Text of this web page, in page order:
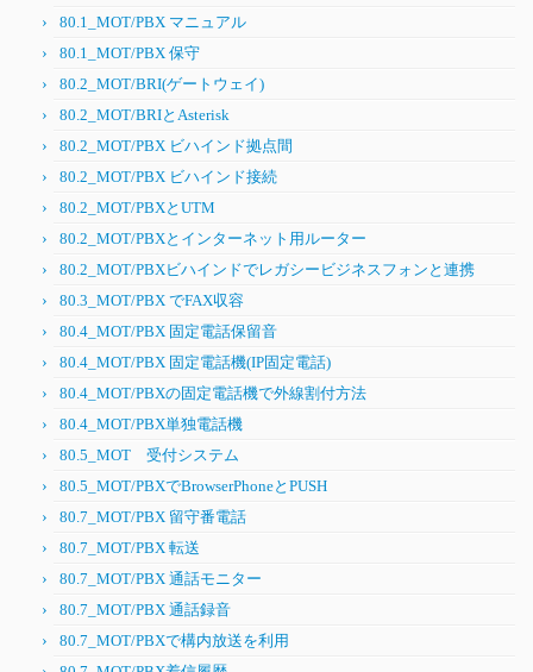
80.1_MOT/PBX マニュアル
80.1_MOT/PBX 保守
80.2_MOT/BRI(ゲートウェイ)
80.2_MOT/BRIとAsterisk
80.2_MOT/PBX ビハインド拠点間
80.2_MOT/PBX ビハインド接続
80.2_MOT/PBXとUTM
80.2_MOT/PBXとインターネット用ルーター
80.2_MOT/PBXビハインドでレガシービジネスフォンと連携
80.3_MOT/PBX でFAX収容
80.4_MOT/PBX 固定電話保留音
80.4_MOT/PBX 固定電話機(IP固定電話)
80.4_MOT/PBXの固定電話機で外線割付方法
80.4_MOT/PBX単独電話機
80.5_MOT 受付システム
80.5_MOT/PBXでBrowserPhoneとPUSH
80.7_MOT/PBX 留守番電話
80.7_MOT/PBX 転送
80.7_MOT/PBX 通話モニター
80.7_MOT/PBX 通話録音
80.7_MOT/PBXで構内放送を利用